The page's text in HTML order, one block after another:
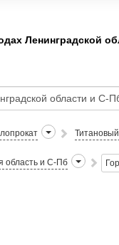
Ленинградской
область и С-Пб